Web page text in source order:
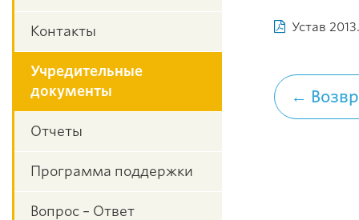
Контакты
Учредительные
документы
Отчеты
Программа поддержки
Вопрос – Ответ
Устав
←